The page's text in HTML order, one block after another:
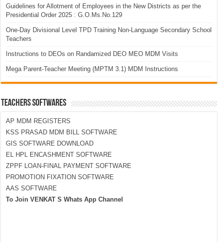
Guidelines for Allotment of Employees in the New Districts as per the
Presidential Order 2025 : G.O.Ms.No.129
One-Day Divisional Level TPD Training Non-Language Secondary School
Teachers
Instructions to DEOs on Randamized DEO MEO MDM Visits
Mega Parent-Teacher Meeting (MPTM 3.1) MDM Instructions
TEACHERS SOFTWARES
AP MDM REGISTERS
KSS PRASAD MDM BILL SOFTWARE
GIS SOFTWARE DOWNLOAD
EL HPL ENCASHMENT SOFTWARE
ZPPF LOAN-FINAL PAYMENT SOFTWARE
PROMOTION FIXATION SOFTWARE
AAS SOFTWARE
To Join VENKAT S Whats App Channel